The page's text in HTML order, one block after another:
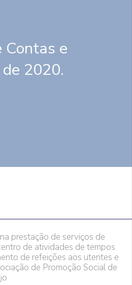
Contas e
2020.
prestação de serviços de
de atividades de tempos
de refeições aos utentes e
de Promoção Social de